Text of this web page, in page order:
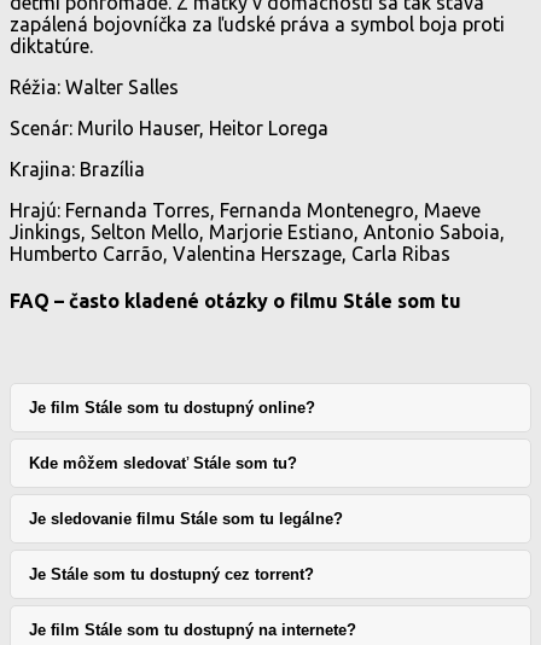
zapálená bojovníčka za ľudské práva a symbol boja proti
diktatúre.
Réžia: Walter Salles
Scenár: Murilo Hauser, Heitor Lorega
Krajina: Brazília
Hrajú: Fernanda Torres, Fernanda Montenegro, Maeve
Jinkings, Selton Mello, Marjorie Estiano, Antonio Saboia,
Humberto Carrão, Valentina Herszage, Carla Ribas
FAQ – často kladené otázky o filmu Stále som tu
Je film Stále som tu dostupný online?
Kde môžem sledovať Stále som tu?
Je sledovanie filmu Stále som tu legálne?
Je Stále som tu dostupný cez torrent?
Je film Stále som tu dostupný na internete?